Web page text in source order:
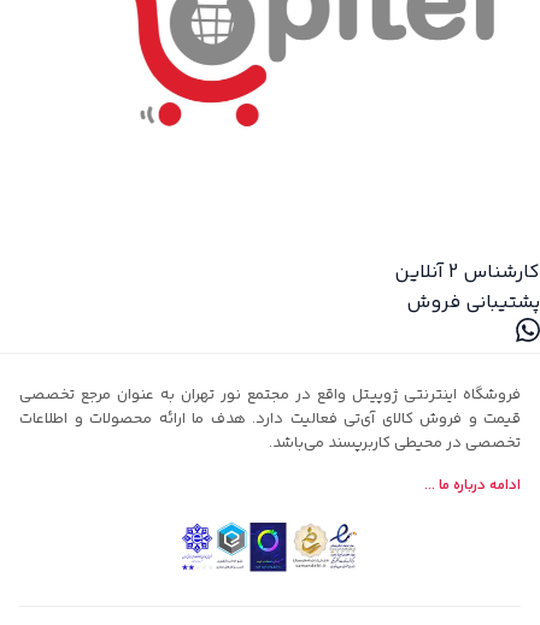
کارشناس 2
آنلاین
پشتیبانی فروش
فروشگاه اینترنتی ژوپیتل واقع در مجتمع نور تهران به عنوان مرجع تخصصی
قیمت و فروش کالای آی‌تی فعالیت دارد. هدف ما ارائه محصولات و اطلاعات
تخصصی در محیطی کاربرپسند می‌باشد.
ادامه درباره ما ...